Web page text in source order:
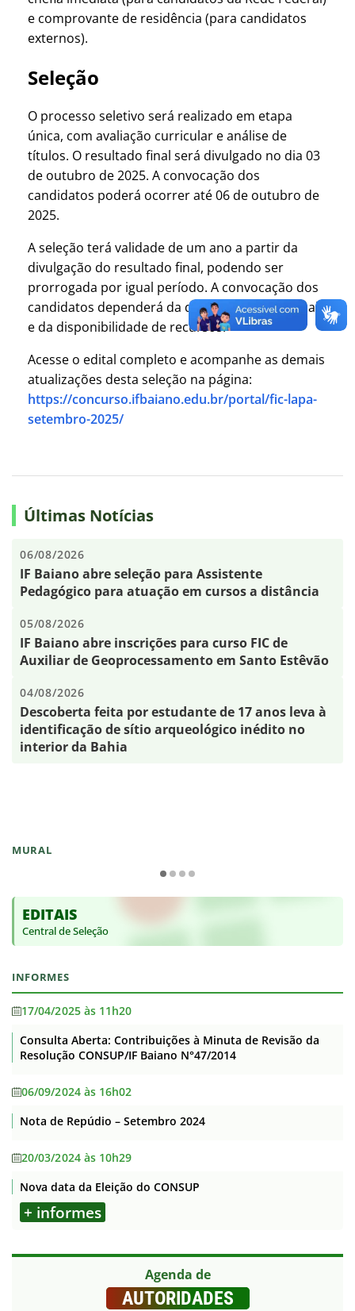
MURAL
EDITAIS
Central de Seleção
INFORMES
17/04/2025 às 11h20
Consulta Aberta: Contribuições à Minuta de Revisão da
Resolução CONSUP/IF Baiano N°47/2014
06/09/2024 às 16h02
Nota de Repúdio – Setembro 2024
20/03/2024 às 10h29
Nova data da Eleição do CONSUP
+ informes
Agenda de
AUTORIDADES
e comprovante de residência (para candidatos
externos).
Seleção
O processo seletivo será realizado em etapa
única, com avaliação curricular e análise de
títulos. O resultado final será divulgado no dia 03
de outubro de 2025. A convocação dos
candidatos poderá ocorrer até 06 de outubro de
2025.
A seleção terá validade de um ano a partir da
divulgação do resultado final, podendo ser
prorrogada por igual período. A convocação dos
candidatos dependerá da demanda institucional
e da disponibilidade de recursos.
Acesse o edital completo e acompanhe as demais
atualizações desta seleção na página:
https://concurso.ifbaiano.edu.br/portal/fic-lapa-
setembro-2025/
Últimas Notícias
06/08/2026
IF Baiano abre seleção para Assistente
Pedagógico para atuação em cursos a distância
05/08/2026
IF Baiano abre inscrições para curso FIC de
Auxiliar de Geoprocessamento em Santo Estêvão
04/08/2026
Descoberta feita por estudante de 17 anos leva à
identificação de sítio arqueológico inédito no
interior da Bahia